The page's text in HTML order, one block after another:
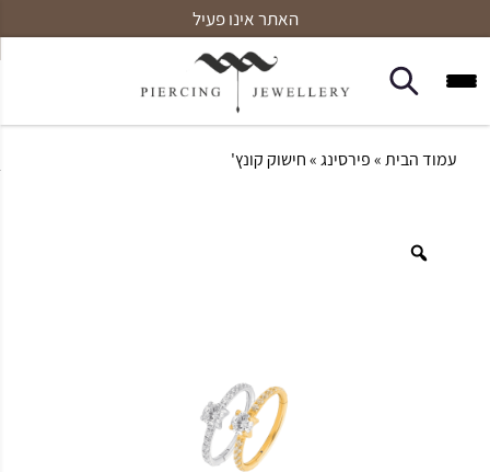
האתר אינו פעיל
עמוד הבית»פירסינג» חישוק קונץ'